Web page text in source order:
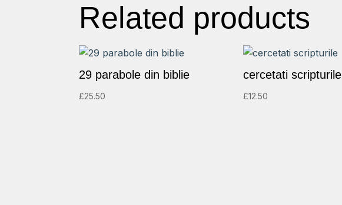
Related products
29 parabole din biblie
£25.50
cercetati scripturile
£12.50